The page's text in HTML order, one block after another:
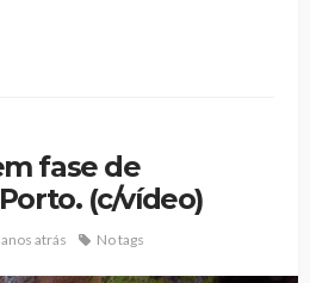
fase de
(c/vídeo)
anos atrás No tags